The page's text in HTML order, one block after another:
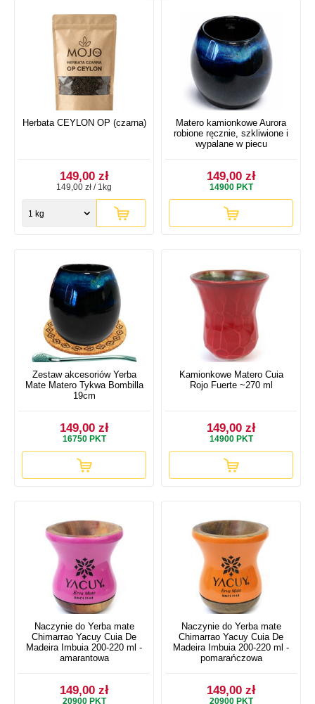
Herbata CEYLON OP (czarna)
149,00 zł
149,00 zł / 1kg
1 kg
Matero kamionkowe Aurora
robione ręcznie, szkliwione i
wypalane w piecu
149,00 zł
14900PKT
Zestaw akcesoriów Yerba
Mate Matero Tykwa Bombilla
19cm
149,00 zł
16750PKT
Kamionkowe Matero Cuia
Rojo Fuerte ~270 ml
149,00 zł
14900PKT
Naczynie do Yerba mate
Chimarrao Yacuy Cuia De
Madeira Imbuia 200-220 ml -
amarantowa
149,00 zł
20900PKT
Naczynie do Yerba mate
Chimarrao Yacuy Cuia De
Madeira Imbuia 200-220 ml -
pomarańczowa
149,00 zł
20900PKT